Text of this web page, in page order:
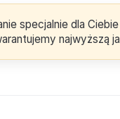
specjalnie dla
najwyższą